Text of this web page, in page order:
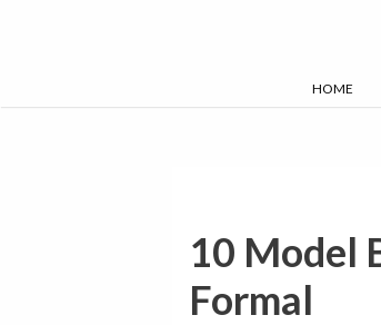
HOME
10 Model
Formal